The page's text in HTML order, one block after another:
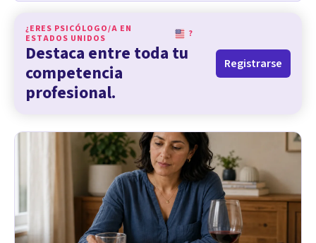
¿ERES PSICÓLOGO/A EN
ESTADOS UNIDOS
?
Destaca entre toda tu
competencia
profesional.
Registrarse